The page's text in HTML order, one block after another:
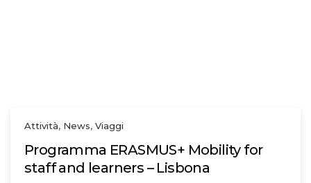
Attività, News, Viaggi
Programma ERASMUS+ Mobility for
staff and learners – Lisbona